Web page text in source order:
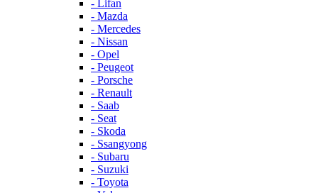
- Lifan
- Mazda
- Mercedes
- Nissan
- Opel
- Peugeot
- Porsche
- Renault
- Saab
- Seat
- Skoda
- Ssangyong
- Subaru
- Suzuki
- Toyota